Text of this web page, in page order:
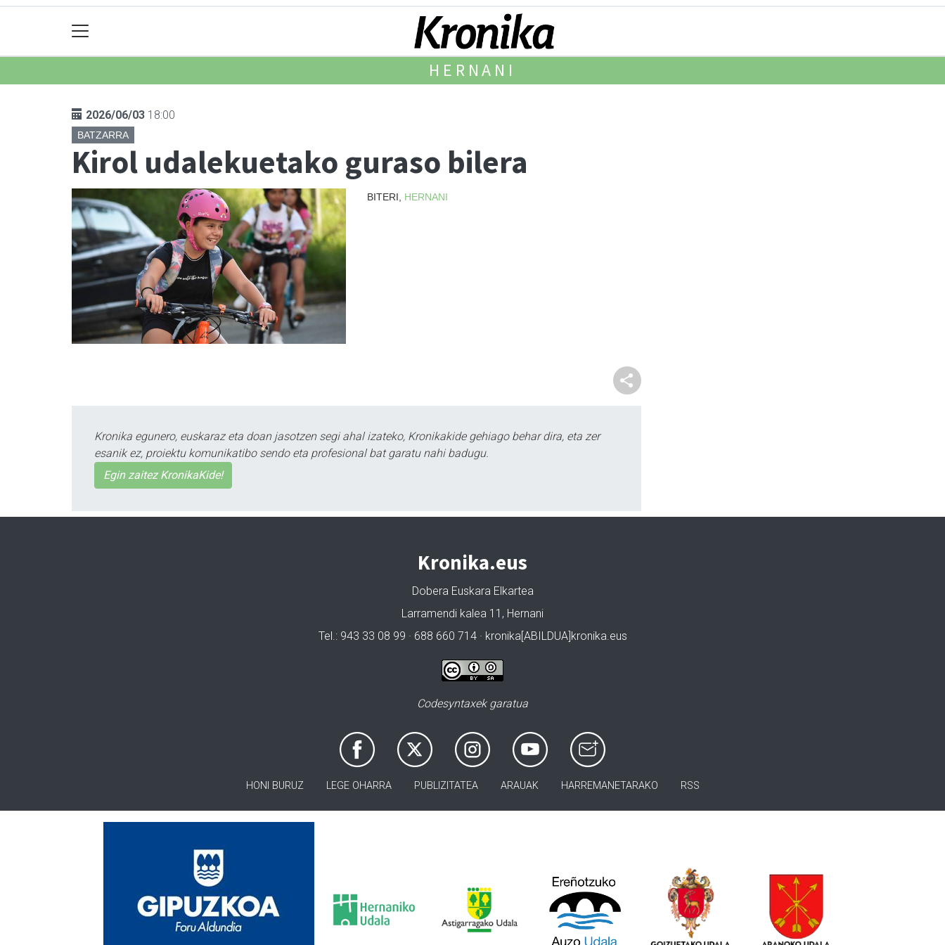
HERNANI
2026/06/03 18:00
BATZARRA
Kirol udalekuetako guraso bilera
BITERI, HERNANI
Kronika egunero, euskaraz eta doan jasotzen segi ahal izateko, Kronikakide gehiago behar dira, eta zer
esanik ez, proiektu komunikatibo sendo eta profesional bat garatu nahi badugu.
Egin zaitez KronikaKide!
Kronika.eus
Dobera Euskara Elkartea
Larramendi kalea 11, Hernani
Tel.: 943 33 08 99 · 688 660 714 · kronika[ABILDUA]kronika.eus
Codesyntaxek garatua
HONI BURUZ LEGE OHARRA PUBLIZITATEA ARAUAK HARREMANETARAKO RSS